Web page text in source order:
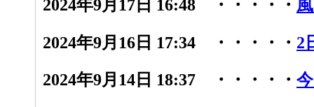
2024年9月17日 16:48 ・・・・・
2024年9月16日 17:34 ・・・・・ 2
2024年9月14日 18:37 ・・・・・